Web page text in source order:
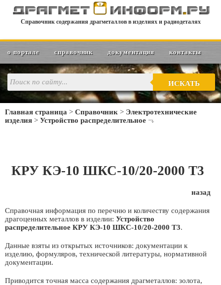
Справочник содержания драгметаллов в изделиях и радиодеталях
о портале справочник документация контакты
ИСКАТЬ
Главная страница > Справочник > Электротехнические
изделия > Устройство распределительное
КРУ КЭ-10 ШКС-10/20-2000 Т3
назад
Справочная информация по перечню и количеству содержания
драгоценных металлов в изделии: Устройство
распределительное КРУ КЭ-10 ШКС-10/20-2000 Т3.
Данные взяты из открытых источников: документации к
изделию, формуляров, технической литературы, нормативной
документации.
Приводится точная масса содержания драгметаллов: золота,